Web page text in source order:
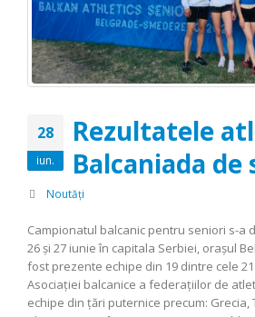
28
iun.
Rezultatele
Balcaniada de
Noutăți
Campionatul balcanic pentru seniori s-a
26 și 27 iunie în capitala Serbiei, orașul
fost prezente echipe din 19 dintre cele
Asociației balcanice a federațiilor de
echipe din țări puternice precum: Grecia,